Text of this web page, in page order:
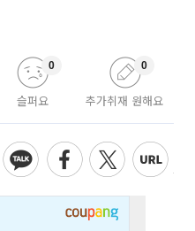
슬퍼요
0
추가취재 원해요
0